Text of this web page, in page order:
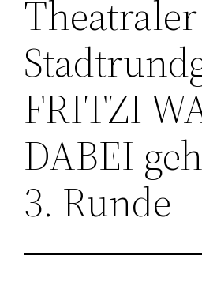
Theatraler
FRITZI
DABEI
3. Runde